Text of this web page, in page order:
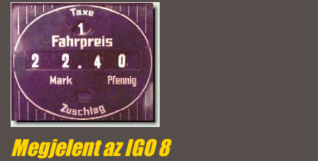
Megjelent az IGO 8